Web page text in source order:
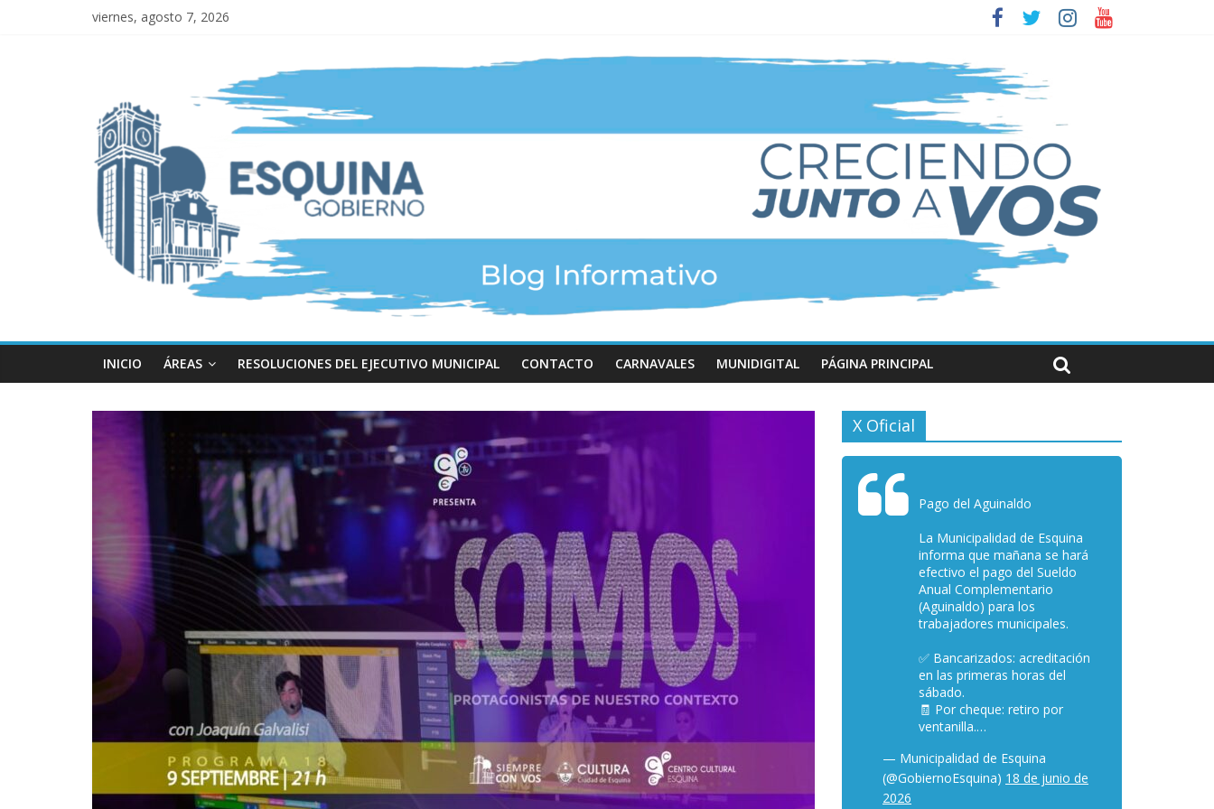
viernes, agosto 7, 2026
INICIO ÁREAS RESOLUCIONES DEL EJECUTIVO MUNICIPAL CONTACTO CARNAVALES MUNIDIGITAL PÁGINA PRINCIPAL
X Oficial
Pago del Aguinaldo
La Municipalidad de Esquina
informa que mañana se hará
efectivo el pago del Sueldo
Anual Complementario
(Aguinaldo) para los
trabajadores municipales.
✅ Bancarizados: acreditación
en las primeras horas del
sábado.
🧾 Por cheque: retiro por
ventanilla.…
— Municipalidad de Esquina
(@GobiernoEsquina) 18 de junio de
2026